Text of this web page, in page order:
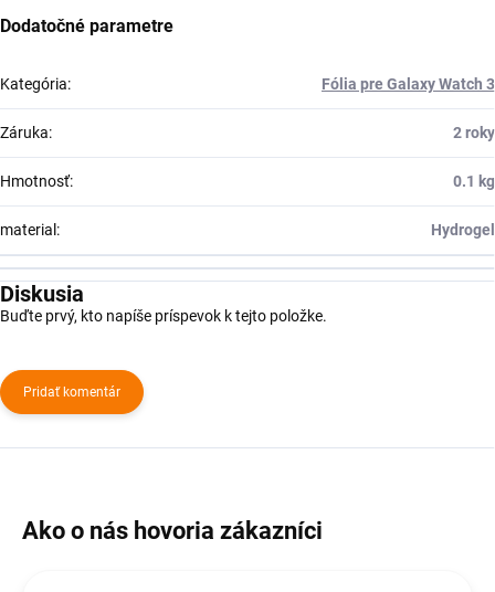
Dodatočné parametre
Kategória: Fólia pre Galaxy Watch 3
Záruka: 2 roky
Hmotnosť: 0.1 kg
material : Hydrogel
Diskusia
Buďte prvý, kto napíše príspevok k tejto položke.
Pridať komentár